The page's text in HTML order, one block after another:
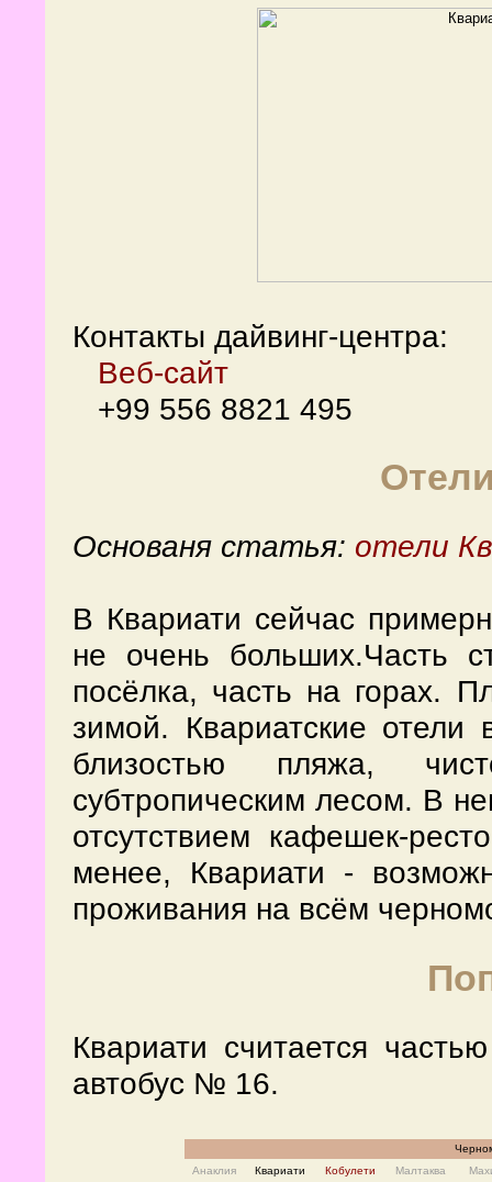
Контакты дайвинг-центра:
Веб-сайт
+99 556 8821 495
Основаня статья: отели
В Квариати сейчас
не очень больших.Часть
посёлка, часть на горах.
зимой. Квариатские отели
близостью пляжа,
субтропическим лесом. В
отсутствием кафешек-
менее, Квариати -
проживания на всём
Квариати считается
автобус № 16.
Анаклия
Квариати Кобулети Малтаква